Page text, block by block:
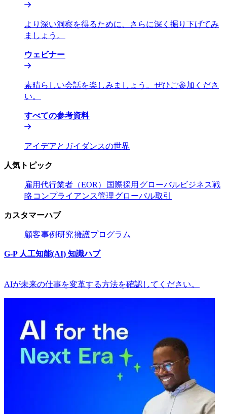
より深い洞察を得るために、さらに深く掘り下げてみ
ましょう。​​
ウェビナー​​
素晴らしい会話を楽しみましょう。ぜひご参加くださ
い。​​
すべての参考資料​​
アイデアとガイダンスの世界​​
人気トピック​​
雇用代行業者（EOR）​​ 国際採用​​ グローバルビジネス戦
略​​ コンプライアンス管理​​グローバル取引​​
カスタマーハブ​​
顧客​​事例研究​​擁護プログラム​​
G-P 人工知能(AI) 知識ハブ​​
AIが未来の仕事を変革する方法を確認してください。​​